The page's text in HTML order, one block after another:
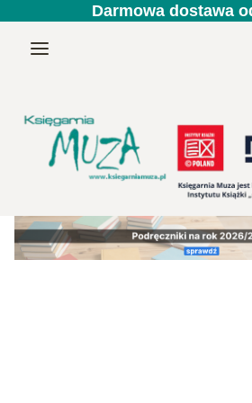
Darmowa dostawa
Menu